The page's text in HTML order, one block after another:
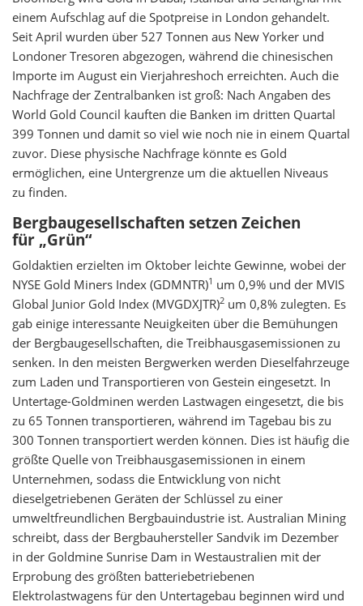
einem Aufschlag auf die Spotpreise in London gehandelt.
Seit April wurden über 527 Tonnen aus New Yorker und
Londoner Tresoren abgezogen, während die chinesischen
Importe im August ein Vierjahreshoch erreichten. Auch die
Nachfrage der Zentralbanken ist groß: Nach Angaben des
World Gold Council kauften die Banken im dritten Quartal
399 Tonnen und damit so viel wie noch nie in einem Quartal
zuvor. Diese physische Nachfrage könnte es Gold
ermöglichen, eine Untergrenze um die aktuellen Niveaus
zu finden.
Bergbaugesellschaften setzen Zeichen
für „Grün“
Goldaktien erzielten im Oktober leichte Gewinne, wobei der
NYSE Gold Miners Index (GDMNTR)1 um 0,9% und der MVIS
Global Junior Gold Index (MVGDXJTR)2 um 0,8% zulegten. Es
gab einige interessante Neuigkeiten über die Bemühungen
der Bergbaugesellschaften, die Treibhausgasemissionen zu
senken. In den meisten Bergwerken werden Dieselfahrzeuge
zum Laden und Transportieren von Gestein eingesetzt. In
Untertage-Goldminen werden Lastwagen eingesetzt, die bis
zu 65 Tonnen transportieren, während im Tagebau bis zu
300 Tonnen transportiert werden können. Dies ist häufig die
größte Quelle von Treibhausgasemissionen in einem
Unternehmen, sodass die Entwicklung von nicht
dieselgetriebenen Geräten der Schlüssel zu einer
umweltfreundlichen Bergbauindustrie ist. Australian Mining
schreibt, dass der Bergbauhersteller Sandvik im Dezember
in der Goldmine Sunrise Dam in Westaustralien mit der
Erprobung des größten batteriebetriebenen
Elektrolastwagens für den Untertagebau beginnen wird und